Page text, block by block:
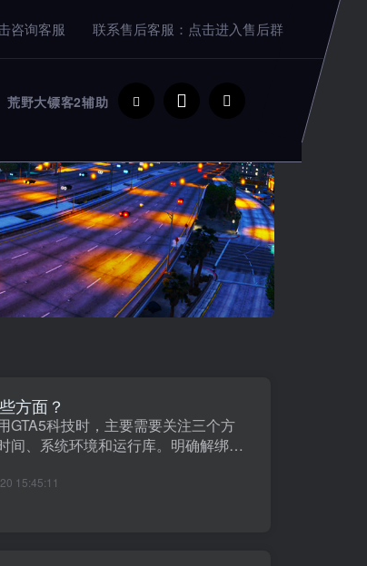
咨询客服 联系售后客服：点击进入售后群
荒野大镖客2辅助
方面？
GTA5科技时，主要需要关注三个方
间、系统环境和运行库。明确解绑时
为Windows10或以上版本，若是
15:45:11